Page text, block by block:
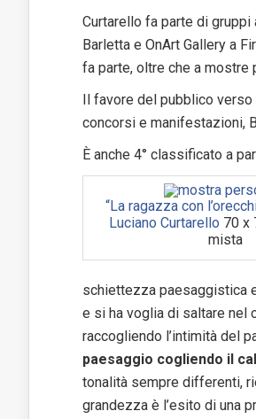
Curtarello fa parte di gruppi
Barletta e OnArt Gallery a
fa parte, oltre che a mostre
Il favore del pubblico
concorsi e manifestazioni,
È anche 4° classificato a
“La ragazza con
Luciano Curtarello 70 x
mista
schiettezza paesaggistica
e si ha voglia di saltare
raccogliendo l’intimità del
paesaggio cogliendo il
tonalità sempre differenti,
grandezza è l’esito di una